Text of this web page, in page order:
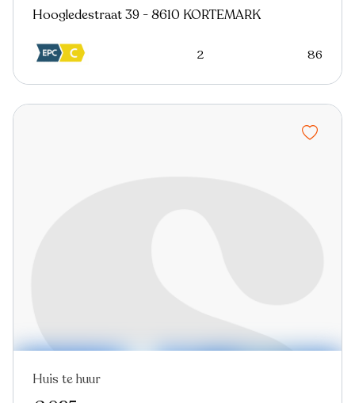
Hoogledestraat 39 - 8610 KORTEMARK
2 86
Nieuw
Huis te huur